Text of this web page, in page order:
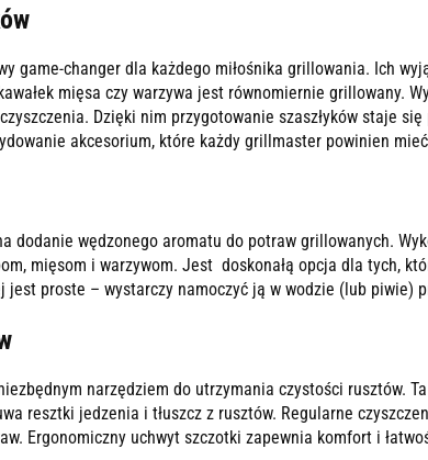
game-changer dla każdego miłośnika grillowania. Ich
mięsa czy warzywa jest równomiernie grillowany.
Dzięki nim przygotowanie szaszłyków staje
akcesorium, które każdy grillmaster powinien
dodanie wędzonego aromatu do potraw grillowanych.
mięsom i warzywom. Jest doskonałą opcja dla tych,
proste – wystarczy namoczyć ją w wodzie (lub piwie)
narzędziem do utrzymania czystości rusztów.
resztki jedzenia i tłuszcz z rusztów. Regularne
Ergonomiczny uchwyt szczotki zapewnia komfort i